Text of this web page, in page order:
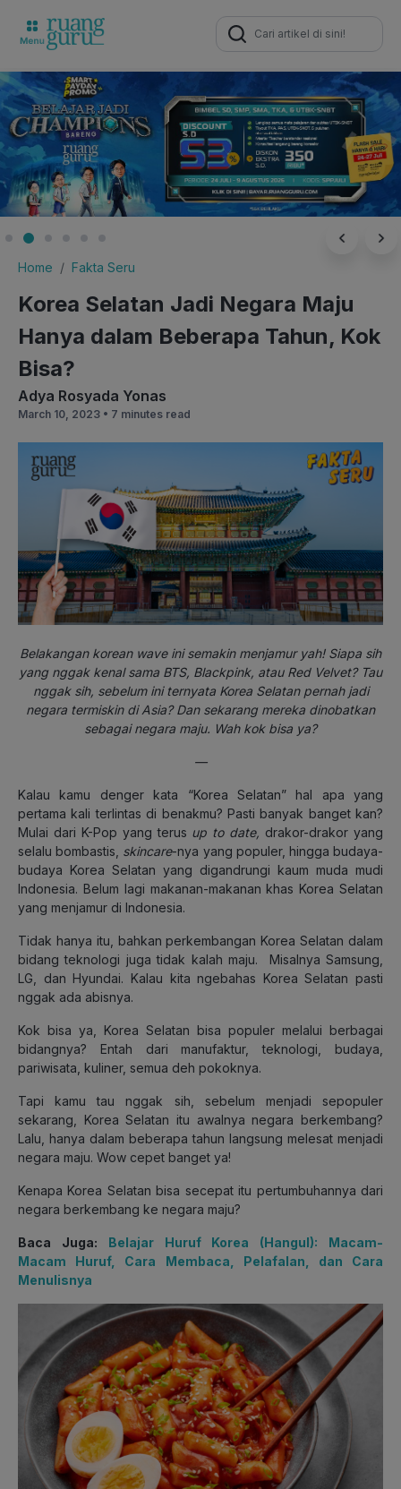
Search
for:
Home Fakta Seru
Korea Selatan Jadi Negara Maju
Hanya dalam Beberapa Tahun, Kok
Bisa?
Adya Rosyada Yonas
March 10, 2023 • 7 minutes read
Belakangan korean wave ini semakin menjamur yah! Siapa sih
yang nggak kenal sama BTS, Blackpink, atau Red Velvet? Tau
nggak sih, sebelum ini ternyata Korea Selatan pernah jadi
negara termiskin di Asia? Dan sekarang mereka dinobatkan
sebagai negara maju. Wah kok bisa ya?
—
Kalau kamu denger kata “Korea Selatan” hal apa yang
pertama kali terlintas di benakmu? Pasti banyak banget kan?
Mulai dari K-Pop yang terus up to date, drakor-drakor yang
selalu bombastis, skincare-nya yang populer, hingga budaya-
budaya Korea Selatan yang digandrungi kaum muda mudi
Indonesia. Belum lagi makanan-makanan khas Korea Selatan
yang menjamur di Indonesia.
Tidak hanya itu, bahkan perkembangan Korea Selatan dalam
bidang teknologi juga tidak kalah maju. Misalnya Samsung,
LG, dan Hyundai. Kalau kita ngebahas Korea Selatan pasti
nggak ada abisnya.
Kok bisa ya, Korea Selatan bisa populer melalui berbagai
bidangnya? Entah dari manufaktur, teknologi, budaya,
pariwisata, kuliner, semua deh pokoknya.
Tapi kamu tau nggak sih, sebelum menjadi sepopuler
sekarang, Korea Selatan itu awalnya negara berkembang?
Lalu, hanya dalam beberapa tahun langsung melesat menjadi
negara maju. Wow cepet banget ya!
Kenapa Korea Selatan bisa secepat itu pertumbuhannya dari
negara berkembang ke negara maju?
Baca Juga: Belajar Huruf Korea (Hangul): Macam-
Macam Huruf, Cara Membaca, Pelafalan, dan Cara
Menulisnya